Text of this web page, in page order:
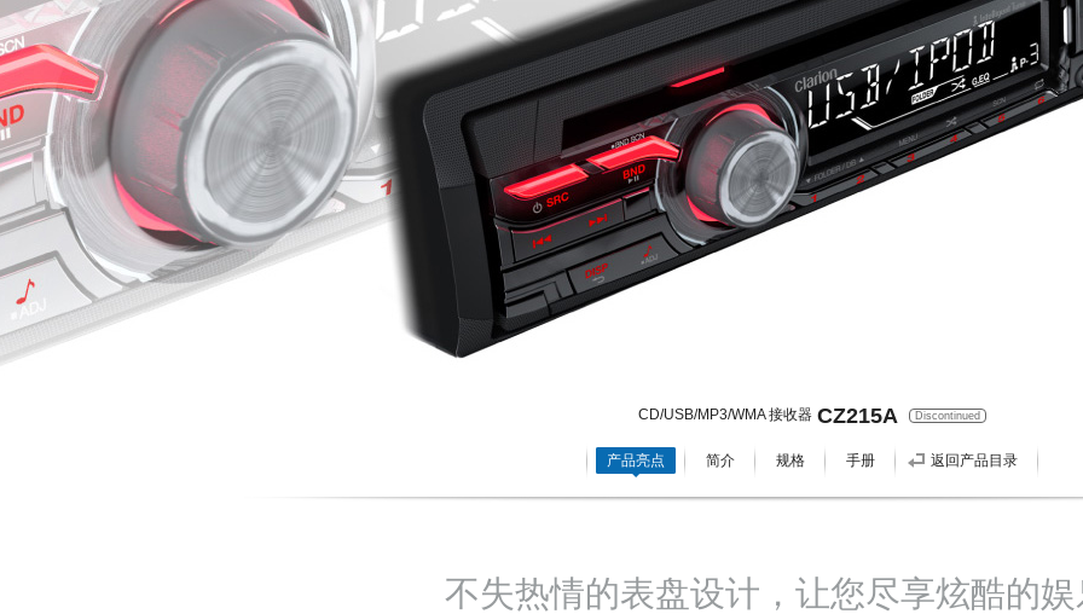
CD/USB/MP3/WMA 接收器 CZ215A Discontinued
产品亮点 简介 规格 手册 返回产品目录
不失热情的表盘设计，让您尽享炫酷的